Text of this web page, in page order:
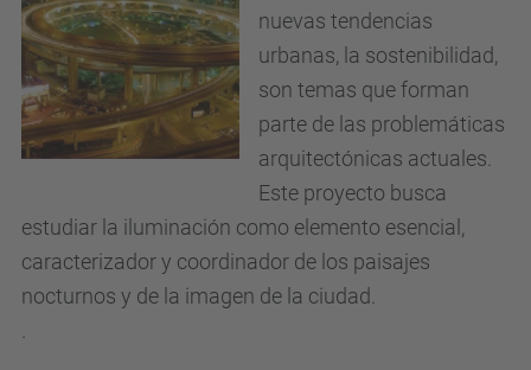
nuevas tendencias
urbanas, la sostenibilidad,
son temas que forman
parte de las problemáticas
arquitectónicas actuales.
Este proyecto busca
estudiar la iluminación como elemento esencial,
caracterizador y coordinador de los paisajes
nocturnos y de la imagen de la ciudad.